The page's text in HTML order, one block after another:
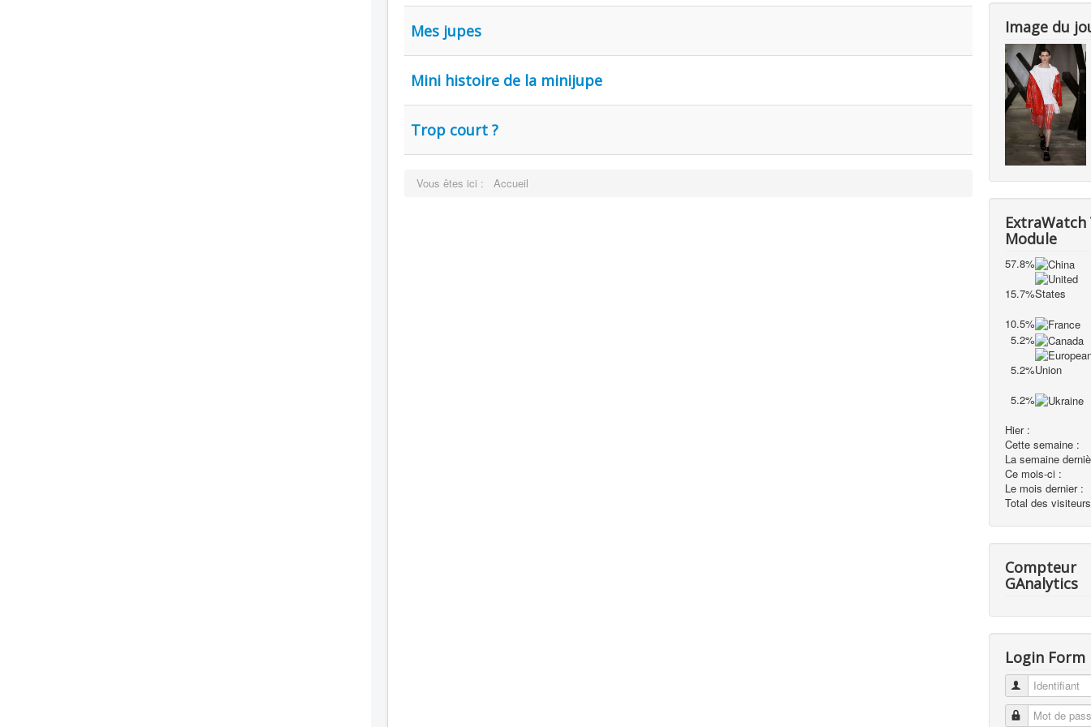
Mes jupes
Mini histoire de la minijupe
Trop court ?
Vous êtes ici : Accueil
Image du
Module
57.8%
15.7%
10.5%
5.2%
5.2%
5.2%
Hier :
Cette semaine :
La semaine
Ce mois-ci :
Le mois dernier :
Total des
Compteur
GAnalytics
Login Form
Identifiant
Mot de passe